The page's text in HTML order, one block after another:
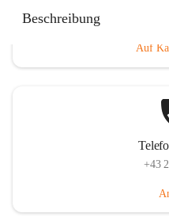
Beschreibung
Auf
+43